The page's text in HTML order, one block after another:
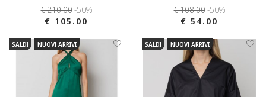
€ 210.00-50%
€ 105.00
€ 108.00-50%
€ 54.00
SALDI NUOVI ARRIVI SALDI NUOVI ARRIVI